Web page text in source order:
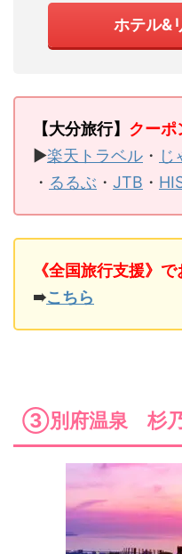
ホテル&
【大分旅行】 クーポ
▶楽天トラベル ・ じ
・ るるぶ ・ JTB ・
《全国旅行支援》で
➠こちら
③別府温泉 杉